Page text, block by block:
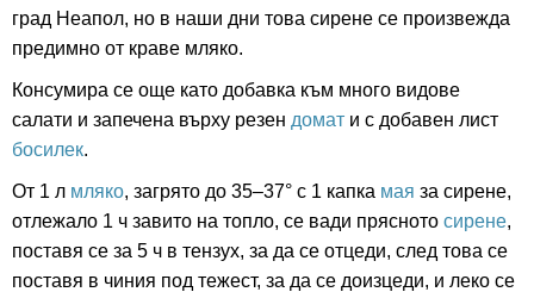
град Неапол, но в наши дни това сирене се произвежда
предимно от краве мляко.
Консумира се още като добавка към много видове
салати и запечена върху резен домат и с добавен лист
босилек.
От 1 л мляко, загрято до 35–37° с 1 капка мая за сирене,
отлежало 1 ч завито на топло, се вади прясното сирене,
поставя се за 5 ч в тензух, за да се отцеди, след това се
поставя в чиния под тежест, за да се доизцеди, и леко се